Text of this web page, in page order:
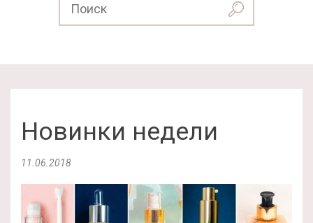
Новинки недели
11.06.2018